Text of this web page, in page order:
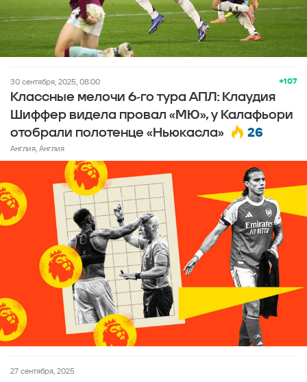
+107
30 сентября, 2025, 08:00
Классные мелочи 6-го тура АПЛ: Клаудия
Шиффер видела провал «МЮ», у Калафьори
отобрали полотенце «Ньюкасла»
26
Англия, Англия
27 сентября, 2025